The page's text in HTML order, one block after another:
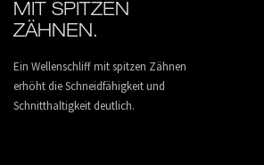
MIT SPITZEN
ZÄHNEN.
Ein Wellenschliff mit spitzen Zähnen
erhöht die Schneidfähigkeit und
Schnitthaltigkeit deutlich.